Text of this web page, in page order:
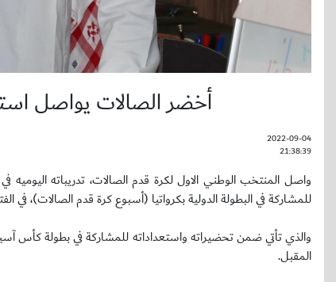
أخضر الصالات يواصل
2022-09-04
21:38:39
للمشاركة في البطولة الدولية بكرواتيا (أسبوع كرة قدم الصالات)، في الفترة من 14 إلى 18 سبتمبر المقبل، وذلك بمشاركة منتخبات بلجيكا
المقبل.